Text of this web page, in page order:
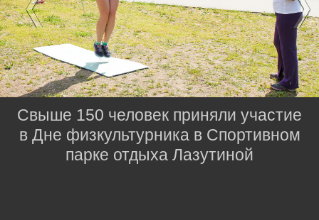
Свыше 150 человек приняли участие
в Дне физкультурника в Спортивном
парке отдыха Лазутиной